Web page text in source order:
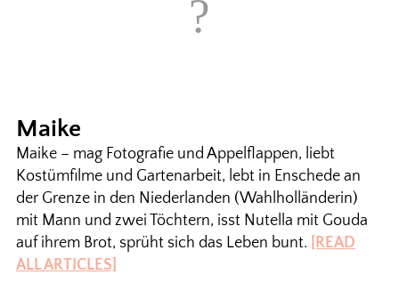
Maike
Maike – mag Fotografie und Appelflappen, liebt
Kostümfilme und Gartenarbeit, lebt in Enschede an
der Grenze in den Niederlanden (Wahlholländerin)
mit Mann und zwei Töchtern, isst Nutella mit Gouda
auf ihrem Brot, sprüht sich das Leben bunt. [READ
ALL ARTICLES]